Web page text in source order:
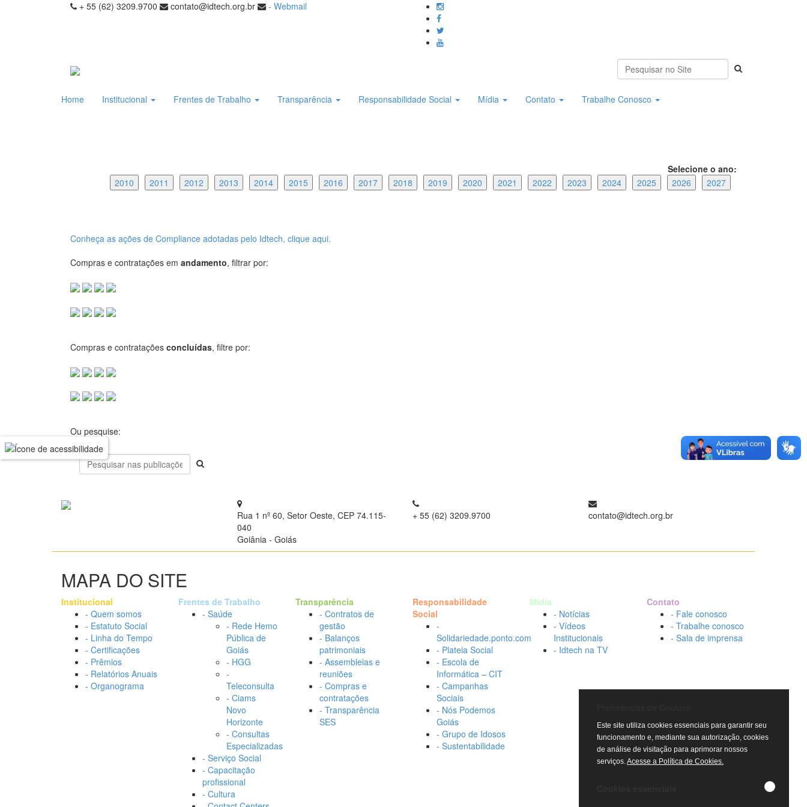
+ 55 (62) 3209.9700 contato@idtech.org.br - Webmail
Home Institucional Frentes de Trabalho Transparência Responsabilidade Social Mídia Contato Trabalhe Conosco
Selecione o ano:
2010
2011 2012 2013 2014 2015 2016 2017 2018 2019 2020 2021 2022 2023 2024 2025 2026 2027
Conheça as ações de Compliance adotadas pelo Idtech, clique aqui.
Compras e contratações em andamento, filtrar por:
Compras e contratações concluídas, filtre por:
Ou pesquise:
Rua 1 nº 60, Setor Oeste, CEP 74.115-
040
Goiânia - Goiás
+ 55 (62) 3209.9700 contato@idtech.org.br
MAPA DO SITE
Institucional
- Quem somos
- Estatuto Social
- Linha do Tempo
- Certificações
- Prêmios
- Relatórios Anuais
- Organograma
Frentes de Trabalho
- Saúde
- Rede Hemo
Pública de
Goiás
- HGG
-
Teleconsulta
- Ciams
Novo
Horizonte
- Consultas
Especializadas
- Serviço Social
- Capacitação
profissional
- Cultura
Transparência
- Contratos de
gestão
- Balanços
patrimoniais
- Assembleias e
reuniões
- Compras e
contratações
- Transparência
SES
Responsabilidade
Social
-
Solidariedade.ponto.com
- Plateia Social
- Escola de
Informática – CIT
- Campanhas
Sociais
- Nós Podemos
Goiás
- Grupo de Idosos
- Sustentabilidade
Mídia
- Notícias
- Vídeos
Institucionais
- Idtech na TV
Contato
- Fale conosco
- Trabalhe conosco
- Sala de imprensa
Este site utiliza cookies essenciais para garantir seu
funcionamento e, mediante sua autorização, cookies
de análise de visitação para aprimorar nossos
serviços.Acesse a Política de Cookies.